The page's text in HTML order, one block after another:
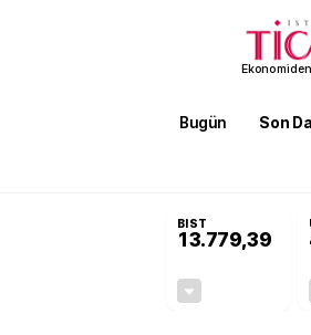
Bugün Son
BIST
13.779,39